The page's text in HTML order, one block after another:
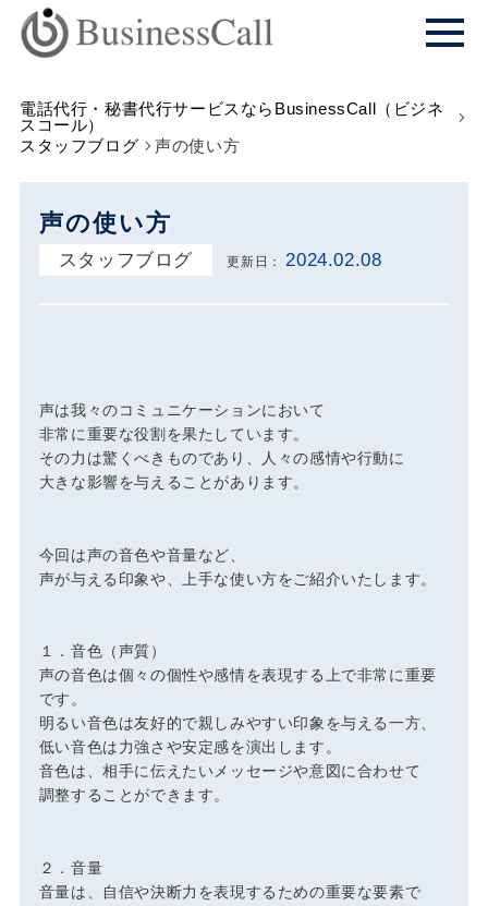
電話代行・秘書代行サービスならBusinessCall（ビジネ
スコール）
スタッフブログ
声の使い方
声の使い方
スタッフブログ 更新日： 2024.02.08
声は我々のコミュニケーションにおいて
非常に重要な役割を果たしています。
その力は驚くべきものであり、人々の感情や行動に
大きな影響を与えることがあります。
今回は声の音色や音量など、
声が与える印象や、上手な使い方をご紹介いたします。
１．音色（声質）
声の音色は個々の個性や感情を表現する上で非常に重要
です。
明るい音色は友好的で親しみやすい印象を与える一方、
低い音色は力強さや安定感を演出します。
音色は、相手に伝えたいメッセージや意図に合わせて
調整することができます。
２．音量
音量は、自信や決断力を表現するための重要な要素で